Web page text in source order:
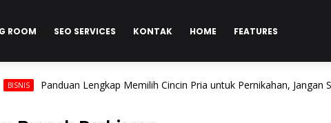
ROOM SEO SERVICES KONTAK HOME FEATURES
Panduan Lengkap Memilih Cincin Pria untuk Pernikahan, Jangan